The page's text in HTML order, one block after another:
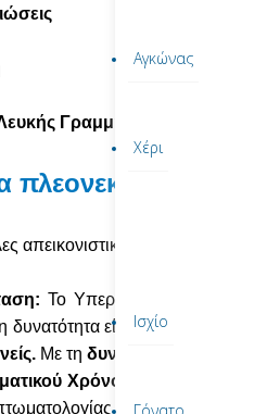
Αγκώνας
Χέρι
Ισχίο
Γόνατο
Γραμμής (
πλεονεκτήματα
απεικονιστικές μεθόδους, το
Το Υπερηχογράφημα
δυνατότητα είναι ιδιαίτερα
Με τη δυναμική δοκιμασία
Χρόνου:
και διάγνωσης.